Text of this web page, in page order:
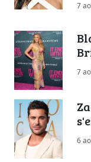
7
7
6